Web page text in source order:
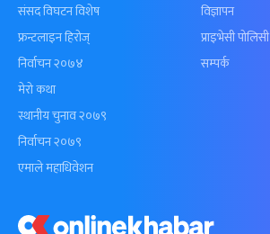
संसद विघटन विशेष
फ्रन्टलाइन हिरोज्
निर्वाचन २०७४
मेरो कथा
स्थानीय चुनाव २०७९
निर्वाचन २०७९
एमाले महाधिवेशन
विज्ञापन
प्राइभेसी पोलिसी
सम्पर्क